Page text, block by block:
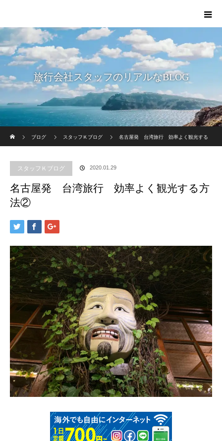
旅行会社スタッフのリアルなBLOG
ブログ
スタッフＫブログ 名古屋発 台湾旅行 効率よく観光する
スタッフＫブログ 2020.01.29
名古屋発 台湾旅行 効率よく観光する方
法②